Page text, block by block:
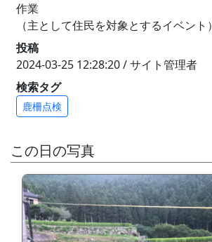
作業
（主として住民を対象とするイベント）
投稿
2024-03-25 12:28:20 / サイト管理者
検索タグ
鹿柵点検
この日の写真